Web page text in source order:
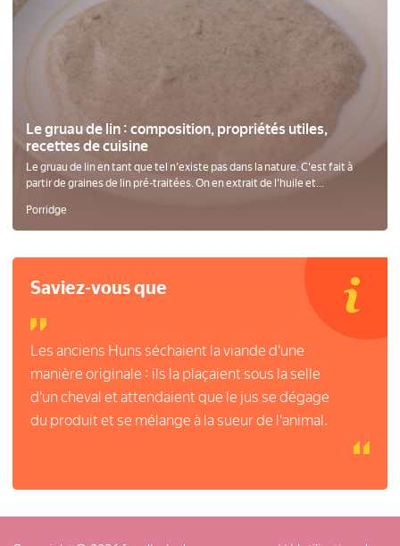
Le gruau de lin : composition, propriétés utiles,
recettes de cuisine
Le gruau de lin en tant que tel n'existe pas dans la nature. C'est fait à
partir de graines de lin pré-traitées. On en extrait de l'huile et...
Porridge
Saviez-vous que
Les anciens Huns séchaient la viande d'une
manière originale : ils la plaçaient sous la selle
d'un cheval et attendaient que le jus se dégage
du produit et se mélange à la sueur de l'animal.